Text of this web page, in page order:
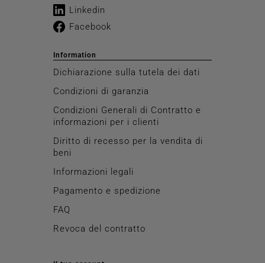
Linkedin
Facebook
Information
Dichiarazione sulla tutela dei dati
Condizioni di garanzia
Condizioni Generali di Contratto e
informazioni per i clienti
Diritto di recesso per la vendita di
beni
Informazioni legali
Pagamento e spedizione
FAQ
Revoca del contratto